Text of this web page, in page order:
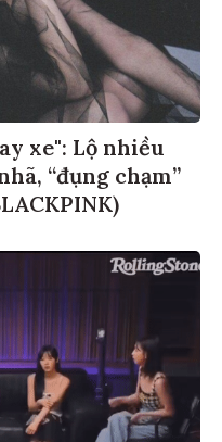
xe": Lộ nhiều
“đụng chạm”